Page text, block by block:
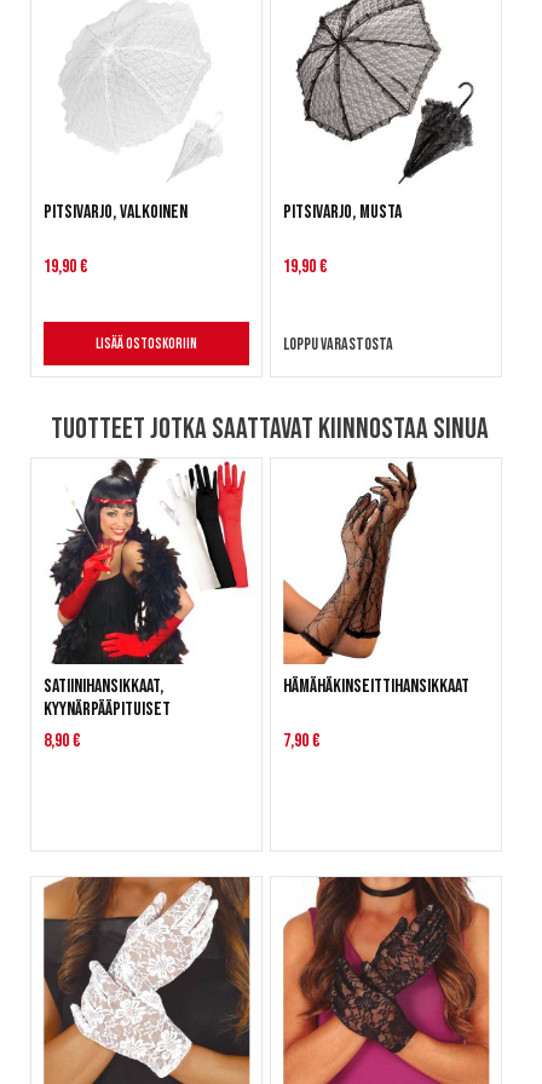
Pitsivarjo, valkoinen
19,90 €
Lisää ostoskoriin
Pitsivarjo, musta
19,90 €
Loppu varastosta
Tuotteet jotka saattavat kiinnostaa sinua
Satiinihansikkaat,
kyynärpääpituiset
8,90 €
Hämähäkinseittihansikkaat
7,90 €